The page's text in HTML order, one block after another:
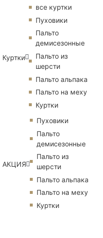
Куртки
все куртки
Пуховики
Пальто
демисезонные
Пальто из
шерсти
Пальто альпака
Пальто на меху
Куртки
АКЦИЯ
Пуховики
Пальто
демисезонные
Пальто из
шерсти
Пальто альпака
Пальто на меху
Куртки